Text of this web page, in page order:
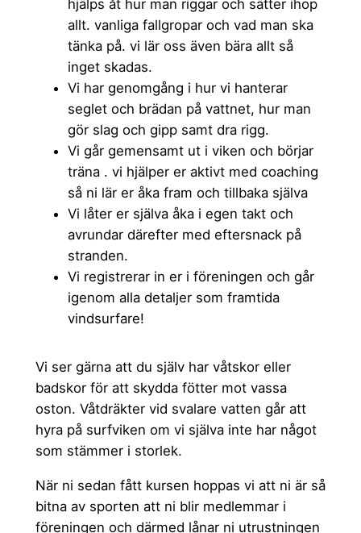
hjälps åt hur man riggar och sätter ihop
allt. vanliga fallgropar och vad man ska
tänka på. vi lär oss även bära allt så
inget skadas.
Vi har genomgång i hur vi hanterar
seglet och brädan på vattnet, hur man
gör slag och gipp samt dra rigg.
Vi går gemensamt ut i viken och börjar
träna . vi hjälper er aktivt med coaching
så ni lär er åka fram och tillbaka själva
Vi låter er själva åka i egen takt och
avrundar därefter med eftersnack på
stranden.
Vi registrerar in er i föreningen och går
igenom alla detaljer som framtida
vindsurfare!
Vi ser gärna att du själv har våtskor eller
badskor för att skydda fötter mot vassa
oston. Våtdräkter vid svalare vatten går att
hyra på surfviken om vi själva inte har något
som stämmer i storlek.
När ni sedan fått kursen hoppas vi att ni är så
bitna av sporten att ni blir medlemmar i
föreningen och därmed lånar ni utrustningen